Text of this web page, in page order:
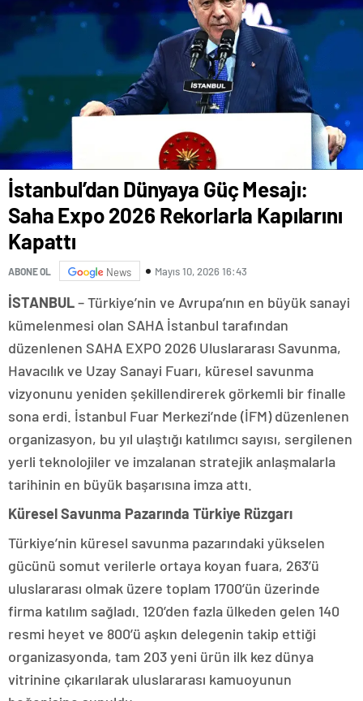
İstanbul’dan Dünyaya Güç Mesajı:
Saha Expo 2026 Rekorlarla Kapılarını
Kapattı
ABONE OL News Mayıs 10, 2026 16:43
İSTANBUL– Türkiye’nin ve Avrupa’nın en büyük sanayi
kümelenmesi olan SAHA İstanbul tarafından
düzenlenen SAHA EXPO 2026 Uluslararası Savunma,
Havacılık ve Uzay Sanayi Fuarı, küresel savunma
vizyonunu yeniden şekillendirerek görkemli bir finalle
sona erdi. İstanbul Fuar Merkezi’nde (İFM) düzenlenen
organizasyon, bu yıl ulaştığı katılımcı sayısı, sergilenen
yerli teknolojiler ve imzalanan stratejik anlaşmalarla
tarihinin en büyük başarısına imza attı.
Küresel Savunma Pazarında Türkiye Rüzgarı
Türkiye’nin küresel savunma pazarındaki yükselen
gücünü somut verilerle ortaya koyan fuara, 263’ü
uluslararası olmak üzere toplam 1700’ün üzerinde
firma katılım sağladı. 120’den fazla ülkeden gelen 140
resmi heyet ve 800’ü aşkın delegenin takip ettiği
organizasyonda, tam 203 yeni ürün ilk kez dünya
vitrinine çıkarılarak uluslararası kamuoyunun